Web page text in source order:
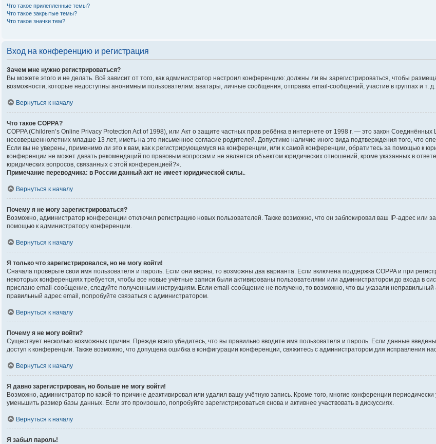
Что такое прилепленные темы?
Что такое закрытые темы?
Что такое значки тем?
Вход на конференцию и регистрация
Зачем мне нужно регистрироваться?
Вы можете этого и не делать. Всё зависит от того, как администратор настроил конференцию: должны ли вы зарегистрироваться, чтобы
возможности, которые недоступны анонимным пользователям: аватары, личные сообщения, отправка email-сообщений, участие в группах и т.
Вернуться к началу
Что такое COPPA?
COPPA (Children’s Online Privacy Protection Act of 1998), или Акт о защите частных прав ребёнка в интернете от 1998 г. — это закон
несовершеннолетних младше 13 лет, иметь на это письменное согласие родителей. Допустимо наличие иного вида подтверждения того,
Если вы не уверены, применимо ли это к вам, как к регистрирующемуся на конференции, или к самой конференции, обратитесь за помощью к
конференции не может давать рекомендаций по правовым вопросам и не является объектом юридических отношений, кроме указанных в
юридических вопросов, связанных с этой конференцией?».
Примечание переводчика: в России данный акт не имеет юридической силы..
Вернуться к началу
Почему я не могу зарегистрироваться?
Возможно, администратор конференции отключил регистрацию новых пользователей. Также возможно, что он заблокировал ваш IP-адрес или
помощью к администратору конференции.
Вернуться к началу
Я только что зарегистрировался, но не могу войти!
Сначала проверьте свои имя пользователя и пароль. Если они верны, то возможны два варианта. Если включена поддержка COPPA и при
некоторых конференциях требуется, чтобы все новые учётные записи были активированы пользователями или администратором до входа в
прислано email-сообщение, следуйте полученным инструкциям. Если email-сообщение не получено, то возможно, что вы указали
правильный адрес email, попробуйте связаться с администратором.
Вернуться к началу
Почему я не могу войти?
Существует несколько возможных причин. Прежде всего убедитесь, что вы правильно вводите имя пользователя и пароль. Если данные
доступ к конференции. Также возможно, что допущена ошибка в конфигурации конференции, свяжитесь с администратором для исправления
Вернуться к началу
Я давно зарегистрирован, но больше не могу войти!
Возможно, администратор по какой-то причине деактивировал или удалил вашу учётную запись. Кроме того, многие конференции
уменьшить размер базы данных. Если это произошло, попробуйте зарегистрироваться снова и активнее участвовать в дискуссиях.
Вернуться к началу
Я забыл пароль!